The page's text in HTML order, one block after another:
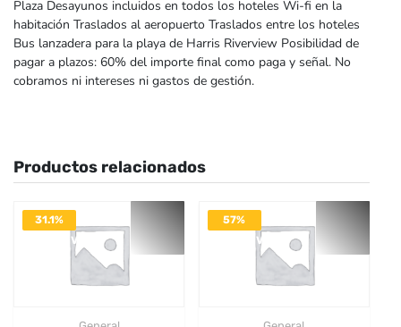
Plaza Desayunos incluidos en todos los hoteles Wi-fi en la
habitación Traslados al aeropuerto Traslados entre los hoteles
Bus lanzadera para la playa de Harris Riverview Posibilidad de
pagar a plazos: 60% del importe final como paga y señal. No
cobramos ni intereses ni gastos de gestión.
Productos relacionados
31.1%
DESACTIVADO
57%
DESACTIVADO